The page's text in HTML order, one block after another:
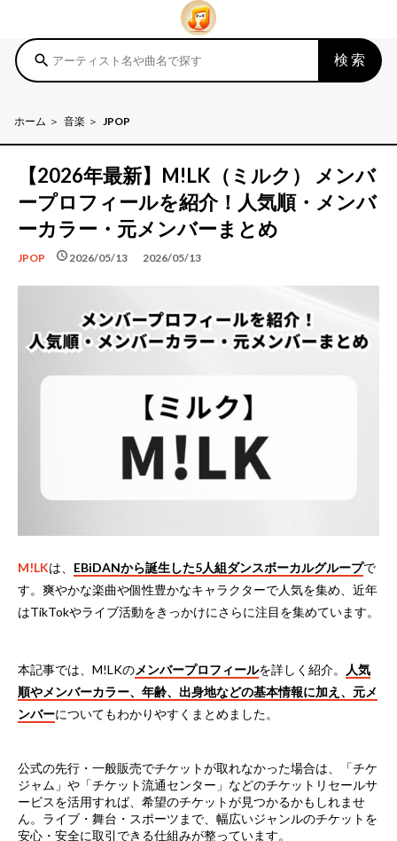
search 検索
ホーム 音楽 JPOP
【2026年最新】M!LK（ミルク） メンバ
ープロフィールを紹介！人気順・メンバ
ーカラー・元メンバーまとめ
JPOP schedule 2026/05/13
schedule 2026/05/13
M!LKは、 EBiDANから誕生した5人組ダンスボーカルグループで
す。爽やかな楽曲や個性豊かなキャラクターで人気を集め、近年
はTikTokやライブ活動をきっかけにさらに注目を集めています。
本記事では、M!LKのメンバープロフィールを詳しく紹介。
人気
順やメンバーカラー、年齢、出身地などの基本情報に加え、元メ
ンバーについてもわかりやすくまとめました。
公式の先行・一般販売でチケットが取れなかった場合は、
「チケ
ジャム」や「チケット流通センター」などのチケットリセールサ
ービスを活用すれば、希望のチケットが見つかるかもしれませ
ん。ライブ・舞台・スポーツまで、幅広いジャンルのチケットを
安心・安全に取引できる仕組みが整っています。